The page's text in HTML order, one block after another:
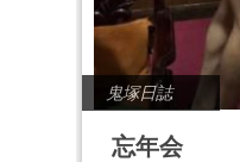
鬼塚日誌
忘年会